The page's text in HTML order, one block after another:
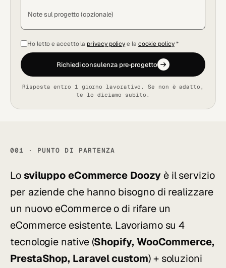
Note sul progetto (opzionale)
Ho letto e accetto la privacy policye la cookie policy*
Richiedi consulenza pre-progetto
Risposta entro 1 giorno lavorativo. Se non è adatto,
te lo diciamo subito.
001 · PUNTO DI PARTENZA
Lo sviluppo eCommerce Doozyè il servizio
per aziende che hanno bisogno di realizzare
un nuovo eCommerce o di rifare un
eCommerce esistente. Lavoriamo su 4
tecnologie native (Shopify, WooCommerce,
PrestaShop, Laravel custom) + soluzioni